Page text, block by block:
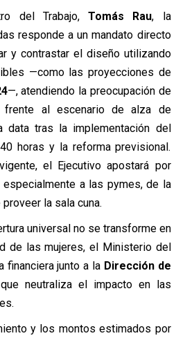
del Trabajo, Tomás Rau, la
responde a un mandato directo
y contrastar el diseño utilizando
—como las proyecciones de
—, atendiendo la preocupación de
frente al escenario de alza de
data tras la implementación del
horas y la reforma previsional.
el Ejecutivo apostará por
a las pymes, de la
la sala cuna.
universal no se transforme en
de las mujeres, el Ministerio del
financiera junto a la Dirección de
que neutraliza el impacto en las
y los montos estimados por